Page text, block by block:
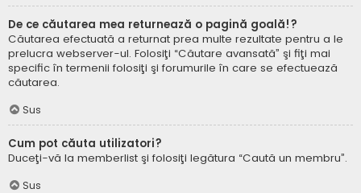
De ce căutarea mea returnează o pagină goală!?
Căutarea efectuată a returnat prea multe rezultate pentru a le
prelucra webserver-ul. Folosiţi “Căutare avansată” şi fiţi mai
specific în termenii folosiţi şi forumurile în care se efectuează
căutarea.
Sus
Cum pot căuta utilizatori?
Duceţi-vă la memberlist şi folosiţi legătura “Caută un membru”.
Sus